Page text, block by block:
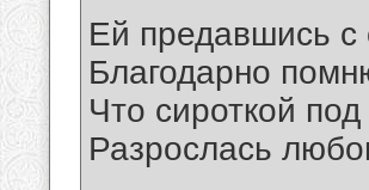
Ей предавшись с
Благодарно
Что сироткой
Разрослась